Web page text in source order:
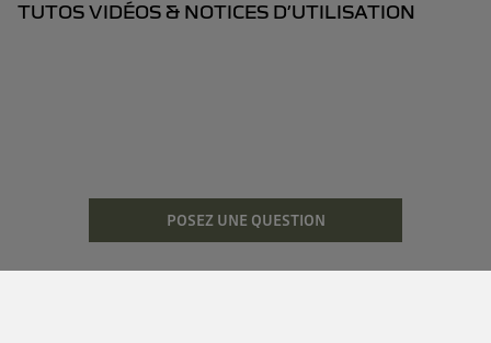
TUTOS VIDÉOS & NOTICES D’UTILISATION
POSEZ UNE QUESTION